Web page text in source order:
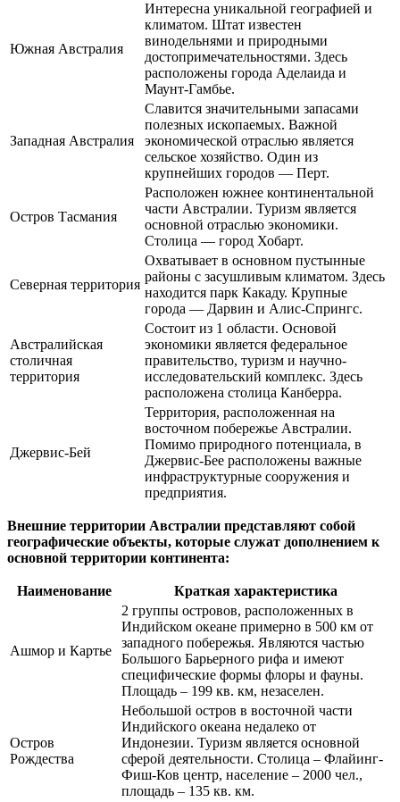
Южная Австралия
Интересна уникальной географией и
климатом. Штат известен
винодельнями и природными
достопримечательностями. Здесь
расположены города Аделаида и
Маунт-Гамбье.
Западная Австралия
Славится значительными запасами
полезных ископаемых. Важной
экономической отраслью является
сельское хозяйство. Один из
крупнейших городов — Перт.
Остров Тасмания
Расположен южнее континентальной
части Австралии. Туризм является
основной отраслью экономики.
Столица — город Хобарт.
Северная территория
Охватывает в основном пустынные
районы с засушливым климатом. Здесь
находится парк Какаду. Крупные
города — Дарвин и Алис-Спрингс.
Австралийская
столичная
территория
Состоит из 1 области. Основой
экономики является федеральное
правительство, туризм и научно-
исследовательский комплекс. Здесь
расположена столица Канберра.
Джервис-Бей
Территория, расположенная на
восточном побережье Австралии.
Помимо природного потенциала, в
Джервис-Бее расположены важные
инфраструктурные сооружения и
предприятия.
Внешние территории Австралии представляют собой
географические объекты, которые служат дополнением к
основной территории континента:
Наименование Краткая характеристика
Ашмор и Картье
2 группы островов, расположенных в
Индийском океане примерно в 500 км от
западного побережья. Являются частью
Большого Барьерного рифа и имеют
специфические формы флоры и фауны.
Площадь – 199 кв. км, незаселен.
Остров
Рождества
Небольшой остров в восточной части
Индийского океана недалеко от
Индонезии. Туризм является основной
сферой деятельности. Столица – Флайинг-
Фиш-Ков центр, население – 2000 чел.,
площадь – 135 кв. км.